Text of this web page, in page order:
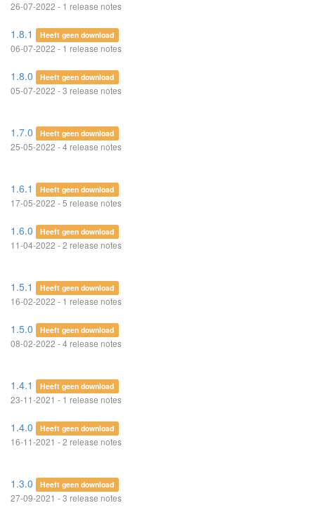
26-07-2022 - 1 release notes
1.8.1 Heeft geen download
06-07-2022 - 1 release notes
1.8.0 Heeft geen download
05-07-2022 - 3 release notes
1.7.0 Heeft geen download
25-05-2022 - 4 release notes
1.6.1 Heeft geen download
17-05-2022 - 5 release notes
1.6.0 Heeft geen download
11-04-2022 - 2 release notes
1.5.1 Heeft geen download
16-02-2022 - 1 release notes
1.5.0 Heeft geen download
08-02-2022 - 4 release notes
1.4.1 Heeft geen download
23-11-2021 - 1 release notes
1.4.0 Heeft geen download
16-11-2021 - 2 release notes
1.3.0 Heeft geen download
27-09-2021 - 3 release notes